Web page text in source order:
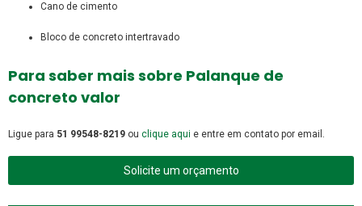
cano de cimento
bloco de concreto intertravado
Para saber mais sobre Palanque de
concreto valor
Ligue para 51 99548-8219 ou clique aqui e entre em contato por email.
Solicite um orçamento